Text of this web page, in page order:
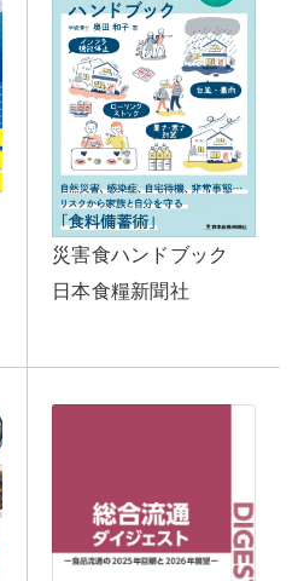
災害食ハンドブック
日本食糧新聞社